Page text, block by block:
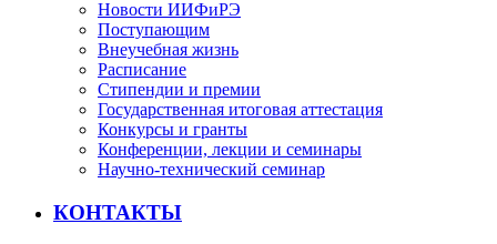
Новости ИИФиРЭ
Поступающим
Внеучебная жизнь
Расписание
Стипендии и премии
Государственная итоговая аттестация
Конкурсы и гранты
Конференции, лекции и семинары
Научно-технический семинар
КОНТАКТЫ